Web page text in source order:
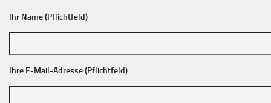
Ihr Name (Pflichtfeld)
Ihre E-Mail-Adresse (Pflichtfeld)